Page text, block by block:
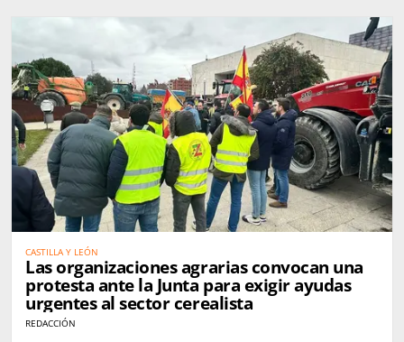
CASTILLA Y LEÓN
Las organizaciones agrarias convocan una
protesta ante la Junta para exigir ayudas
urgentes al sector cerealista
REDACCIÓN